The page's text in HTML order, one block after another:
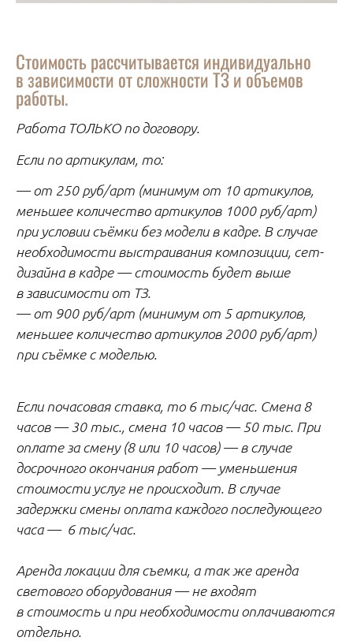
Стоимость рассчитывается индивидуально
в зависимости от сложности ТЗ и объемов
работы.
Работа ТОЛЬКО по договору.
Если по артикулам, то:
— от 250 руб/арт (минимум от 10 артикулов,
меньшее количество артикулов 1000 руб/арт)
при условии съёмки без модели в кадре. В случае
необходимости выстраивания композиции, сет-
дизайна в кадре — стоимость будет выше
в зависимости от ТЗ.
— от 900 руб/арт (минимум от 5 артикулов,
меньшее количество артикулов 2000 руб/арт)
при съёмке с моделью.
Если почасовая ставка, то 6 тыс/час. Смена 8
часов — 30 тыс., смена 10 часов — 50 тыс. При
оплате за смену (8 или 10 часов) — в случае
досрочного окончания работ — уменьшения
стоимости услуг не происходит. В случае
задержки смены оплата каждого последующего
часа — 6 тыс/час.
Аренда локации для съемки, а так же аренда
светового оборудования — не входят
в стоимость и при необходимости оплачиваются
отдельно.